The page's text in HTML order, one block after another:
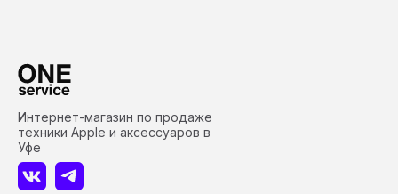
Интернет-магазин по продаже
техники Apple и аксессуаров в
Уфе